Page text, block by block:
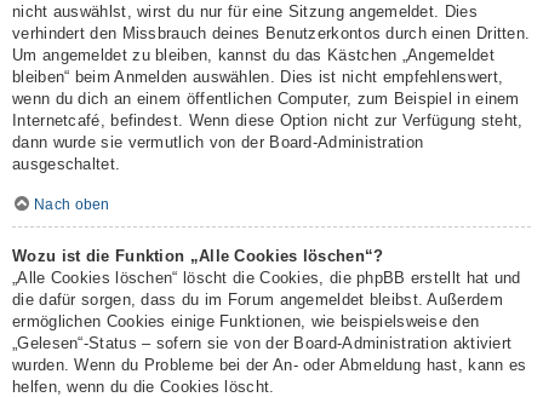
nicht auswählst, wirst du nur für eine Sitzung angemeldet. Dies
verhindert den Missbrauch deines Benutzerkontos durch einen Dritten.
Um angemeldet zu bleiben, kannst du das Kästchen „Angemeldet
bleiben“ beim Anmelden auswählen. Dies ist nicht empfehlenswert,
wenn du dich an einem öffentlichen Computer, zum Beispiel in einem
Internetcafé, befindest. Wenn diese Option nicht zur Verfügung steht,
dann wurde sie vermutlich von der Board-Administration
ausgeschaltet.
Nach oben
Wozu ist die Funktion „Alle Cookies löschen“?
„Alle Cookies löschen“ löscht die Cookies, die phpBB erstellt hat und
die dafür sorgen, dass du im Forum angemeldet bleibst. Außerdem
ermöglichen Cookies einige Funktionen, wie beispielsweise den
„Gelesen“-Status – sofern sie von der Board-Administration aktiviert
wurden. Wenn du Probleme bei der An- oder Abmeldung hast, kann es
helfen, wenn du die Cookies löscht.